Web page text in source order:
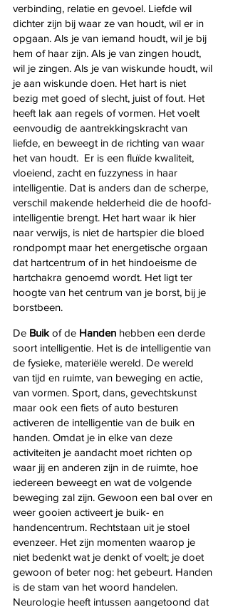
verbinding, relatie en gevoel. Liefde wil
dichter zijn bij waar ze van houdt, wil er in
opgaan. Als je van iemand houdt, wil je bij
hem of haar zijn. Als je van zingen houdt,
wil je zingen. Als je van wiskunde houdt, wil
je aan wiskunde doen. Het hart is niet
bezig met goed of slecht, juist of fout. Het
heeft lak aan regels of vormen. Het voelt
eenvoudig de aantrekkingskracht van
liefde, en beweegt in de richting van waar
het van houdt.  Er is een fluïde kwaliteit,
vloeiend, zacht en fuzzyness in haar
intelligentie. Dat is anders dan de scherpe,
verschil makende helderheid die de hoofd-
intelligentie brengt. Het hart waar ik hier
naar verwijs, is niet de hartspier die bloed
rondpompt maar het energetische orgaan
dat hartcentrum of in het hindoeisme de
hartchakra genoemd wordt. Het ligt ter
hoogte van het centrum van je borst, bij je
borstbeen.
De Buik of de Handen hebben een derde
soort intelligentie. Het is de intelligentie van
de fysieke, materiële wereld. De wereld
van tijd en ruimte, van beweging en actie,
van vormen. Sport, dans, gevechtskunst
maar ook een fiets of auto besturen
activeren de intelligentie van de buik en
handen. Omdat je in elke van deze
activiteiten je aandacht moet richten op
waar jij en anderen zijn in de ruimte, hoe
iedereen beweegt en wat de volgende
beweging zal zijn. Gewoon een bal over en
weer gooien activeert je buik- en
handencentrum. Rechtstaan uit je stoel
evenzeer. Het zijn momenten waarop je
niet bedenkt wat je denkt of voelt; je doet
gewoon of beter nog: het gebeurt. Handen
is de stam van het woord handelen.
Neurologie heeft intussen aangetoond dat